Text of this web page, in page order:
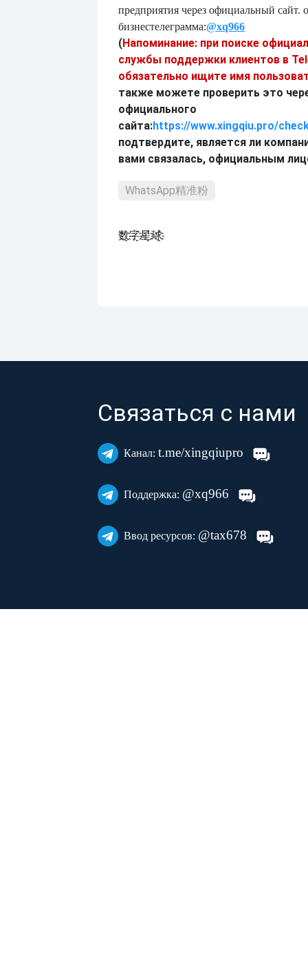
предприятия через официальный сайт.
бизнестелеграмма:@xq966
(Напоминание: при поиске
службы поддержки клиентов в
обязательно ищите имя
также можете проверить это
официального
сайта:https://www.xingqiu.pro/
подтвердите, является ли
вами связалась, официальным
WhatsApp精准粉
数҈字҈星҈球҈͏
Связаться с нами
Канал: t.me/xingqiupro
Поддержка: @xq966
Ввод ресурсов: @tax678